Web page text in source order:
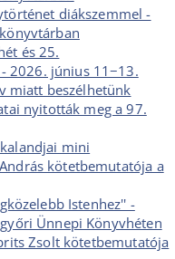
diákszemmel -
és 25.
2026. június 11−13.
miatt beszélhetünk
nyitották meg a 97.
mini
kötetbemutatója a
Istenhez'' -
Ünnepi Könyvhéten
Zsolt kötetbemutatója